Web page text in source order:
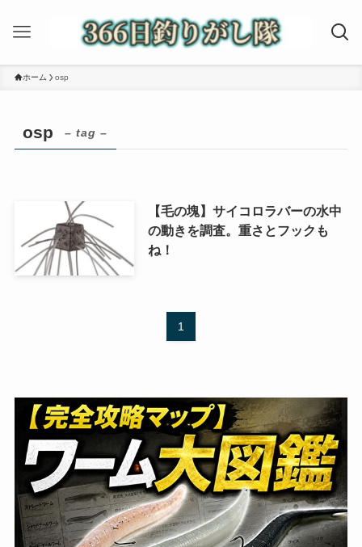
ホーム osp
osp – tag –
【毛の塊】サイコロラバーの水中
の動きを調査。重さとフックも
ね！
1